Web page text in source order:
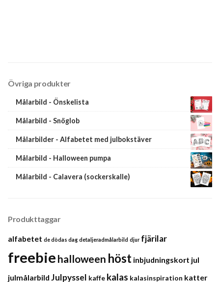
Övriga produkter
Målarbild - Önskelista
Målarbild - Snöglob
Målarbilder - Alfabetet med julbokstäver
Målarbild - Halloween pumpa
Målarbild - Calavera (sockerskalle)
Produkttaggar
alfabetet de dödas dag detaljeradmålarbild djur fjärilar
freebie halloween höst inbjudningskort jul
julmålarbild Julpyssel kaffe kalas kalasinspiration katter